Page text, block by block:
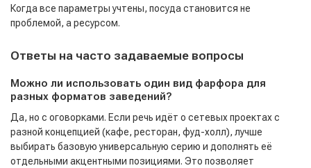
Когда все параметры учтены, посуда становится не
проблемой, а ресурсом.
Ответы на часто задаваемые вопросы
Можно ли использовать один вид фарфора для
разных форматов заведений?
Да, но с оговорками. Если речь идёт о сетевых проектах с
разной концепцией (кафе, ресторан, фуд-холл), лучше
выбирать базовую универсальную серию и дополнять её
отдельными акцентными позициями. Это позволяет